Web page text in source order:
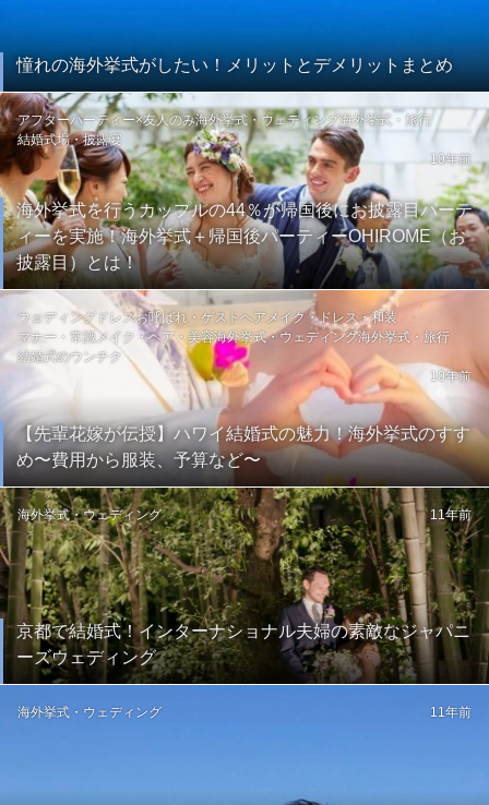
憧れの海外挙式がしたい！メリットとデメリットまとめ
海外挙式を行うカップルの44％が帰国後にお披露目パーテ
ィーを実施！海外挙式＋帰国後パーティーOHIROME（お
披露目）とは！
アフターパーティー×友人のみ海外挙式・ウェディング海外挙式・旅行
結婚式場・披露宴
10年前
【先輩花嫁が伝授】ハワイ結婚式の魅力！海外挙式のすす
め〜費用から服装、予算など〜
ウェディングドレスお呼ばれ・ゲスト ヘアメイク・ドレス・和装
マナー・常識メイク・ヘア・美容海外挙式・ウェディング海外挙式・旅行
結婚式のウンチク
10年前
京都で結婚式！インターナショナル夫婦の素敵なジャパニ
ーズウェディング
海外挙式・ウェディング 11年前
海外挙式・ウェディング 11年前